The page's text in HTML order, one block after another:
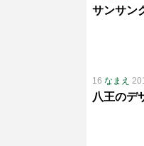
サンサン
16 なまえ
八王のデ